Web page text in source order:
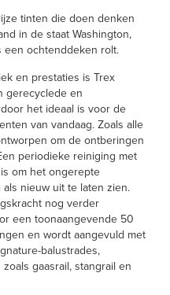
tinten die doen denken
in de staat Washington,
een ochtenddeken rolt.
en prestaties is Trex
gerecyclede en
het ideaal is voor de
van vandaag. Zoals alle
om de ontberingen
periodieke reiniging met
om het ongerepte
nieuw uit te laten zien.
nog verder
een toonaangevende 50
en wordt aangevuld met
balustrades,
gaasrail, stangrail en